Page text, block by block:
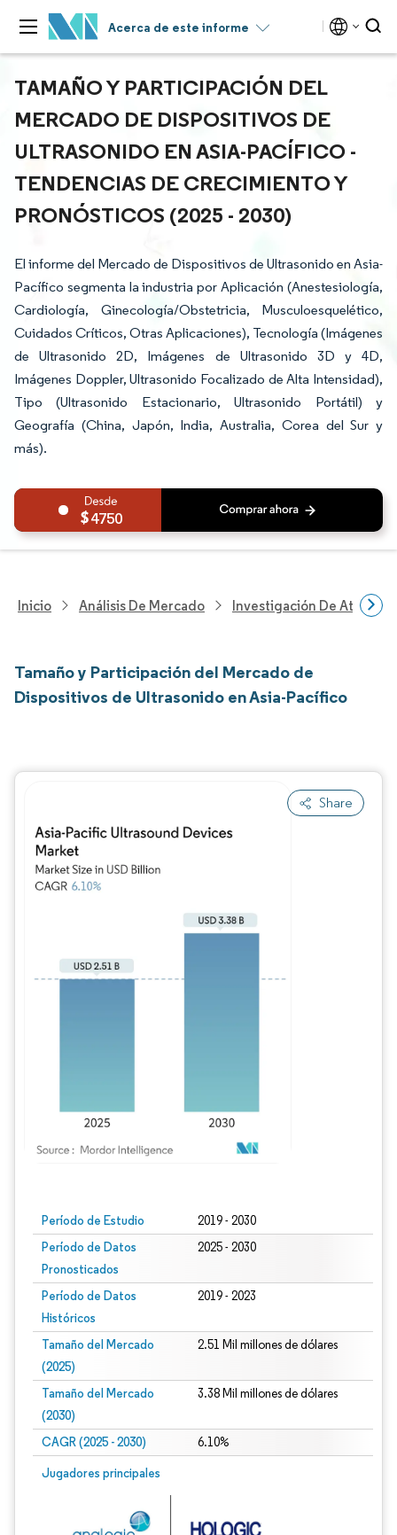
Acerca de este informe
TAMAÑO Y PARTICIPACIÓN DEL
MERCADO DE DISPOSITIVOS DE
ULTRASONIDO EN ASIA-PACÍFICO -
TENDENCIAS DE CRECIMIENTO Y
PRONÓSTICOS (2025 - 2030)
El informe del Mercado de Dispositivos de Ultrasonido en Asia-
Pacífico segmenta la industria por Aplicación (Anestesiología,
Cardiología, Ginecología/Obstetricia, Musculoesquelético,
Cuidados Críticos, Otras Aplicaciones), Tecnología (Imágenes
de Ultrasonido 2D, Imágenes de Ultrasonido 3D y 4D,
Imágenes Doppler, Ultrasonido Focalizado de Alta Intensidad),
Tipo (Ultrasonido Estacionario, Ultrasonido Portátil) y
Geografía (China, Japón, India, Australia, Corea del Sur y
más).
4750
Inicio Análisis De Mercado Investigación De
Tamaño y Participación del Mercado de
Dispositivos de Ultrasonido en Asia-Pacífico
Share
Período de Estudio 2019 - 2030
Período de Datos
Pronosticados
2025 - 2030
Período de Datos
Históricos
2019 - 2023
Tamaño del Mercado
(2025)
2.51 Mil millones de dólares
Tamaño del Mercado
(2030)
3.38 Mil millones de dólares
CAGR (2025 - 2030) 6.10%
Jugadores principales